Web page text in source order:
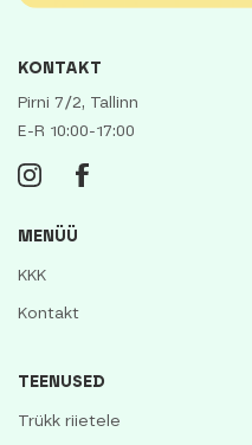
KONTAKT
Pirni 7/2, Tallinn
E-R 10:00-17:00
MENÜÜ
KKK
Kontakt
TEENUSED
Trükk riietele